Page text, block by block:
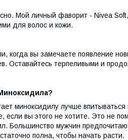
Мой личный фаворит - Nivea Soft,
для волос и кожи.
когда вы замечаете появление
Оставайтесь терпеливыми и
миноксидилу лучше впитываться
если вы этого не хотите. Это не
Большинство мужчин
полна, чтобы начать расти.